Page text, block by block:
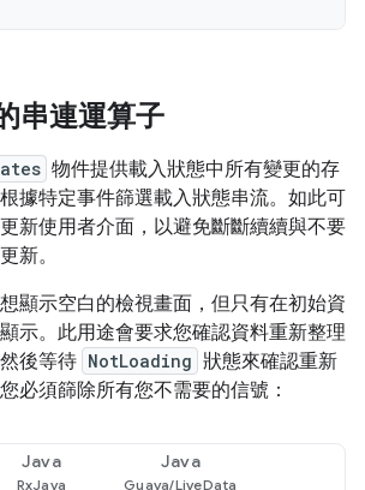
串連運算子
物件提供載入狀態中所有變更的存
據特定事件篩選載入狀態串流。如此可
新使用者介面，以避免斷斷續續與不要
新。
顯示空白的檢視畫面，但只有在初始資
示。此用途會要求您確認資料重新整理
後等待 NotLoading 狀態來確認重新
必須篩除所有您不需要的信號：
Java Java